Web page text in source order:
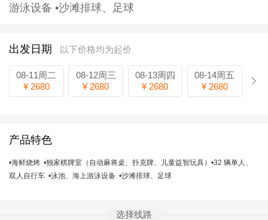
游泳设备 •沙滩排球、足球
出发日期 以下价格均为起价
08-11周二
¥ 2680
08-12周三
¥ 2680
08-13周四
¥ 2680
08-14周五
¥ 2680
产品特色
•海鲜烧烤 •独家棋牌室（自动麻将桌、扑克牌、儿童益智玩具）•32 辆单人、
双人自行车 •泳池、海上游泳设备 •沙滩排球、足球
选择线路